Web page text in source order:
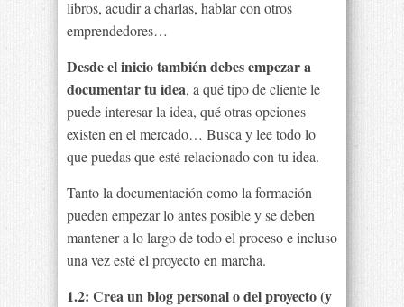
libros, acudir a charlas, hablar con otros
emprendedores…
Desde el inicio también debes empezar a
documentar tu idea, a qué tipo de cliente le
puede interesar la idea, qué otras opciones
existen en el mercado… Busca y lee todo lo
que puedas que esté relacionado con tu idea.
Tanto la documentación como la formación
pueden empezar lo antes posible y se deben
mantener a lo largo de todo el proceso e incluso
una vez esté el proyecto en marcha.
1.2: Crea un blog personal o del proyecto (y